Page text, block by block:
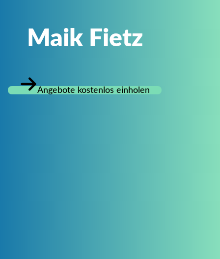
Maik Fietz
Angebote kostenlos einholen